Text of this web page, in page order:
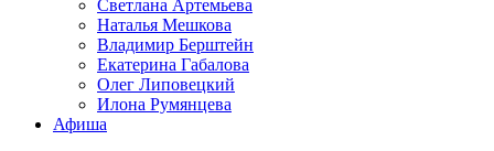
Светлана Артемьева
Наталья Мешкова
Владимир Берштейн
Екатерина Габалова
Олег Липовецкий
Илона Румянцева
Афиша